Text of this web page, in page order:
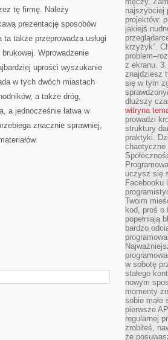
tę firmę. Należy
prezentację sposobów
także przeprowadza usługi
Wprowadzenie
uprości wyszukanie
w tych dwóch miastach
a także dróg,
a jednocześnie łatwa w
znacznie sprawniej,
najszybciej
projektów:
jakiejś
krzyżyk”.
z ekranu. 3.
znajdziesz
się w tym
dłuższy
witryna
prowadzi
struktury
praktyki.
chaotyczne
uczysz się
Facebooku
Twoim
kod, proś o
popełniają
bardzo
w sobotę
stałego
nowym
momenty
sobie małe
pierwsze
regularnej
zrobiłeś,
że